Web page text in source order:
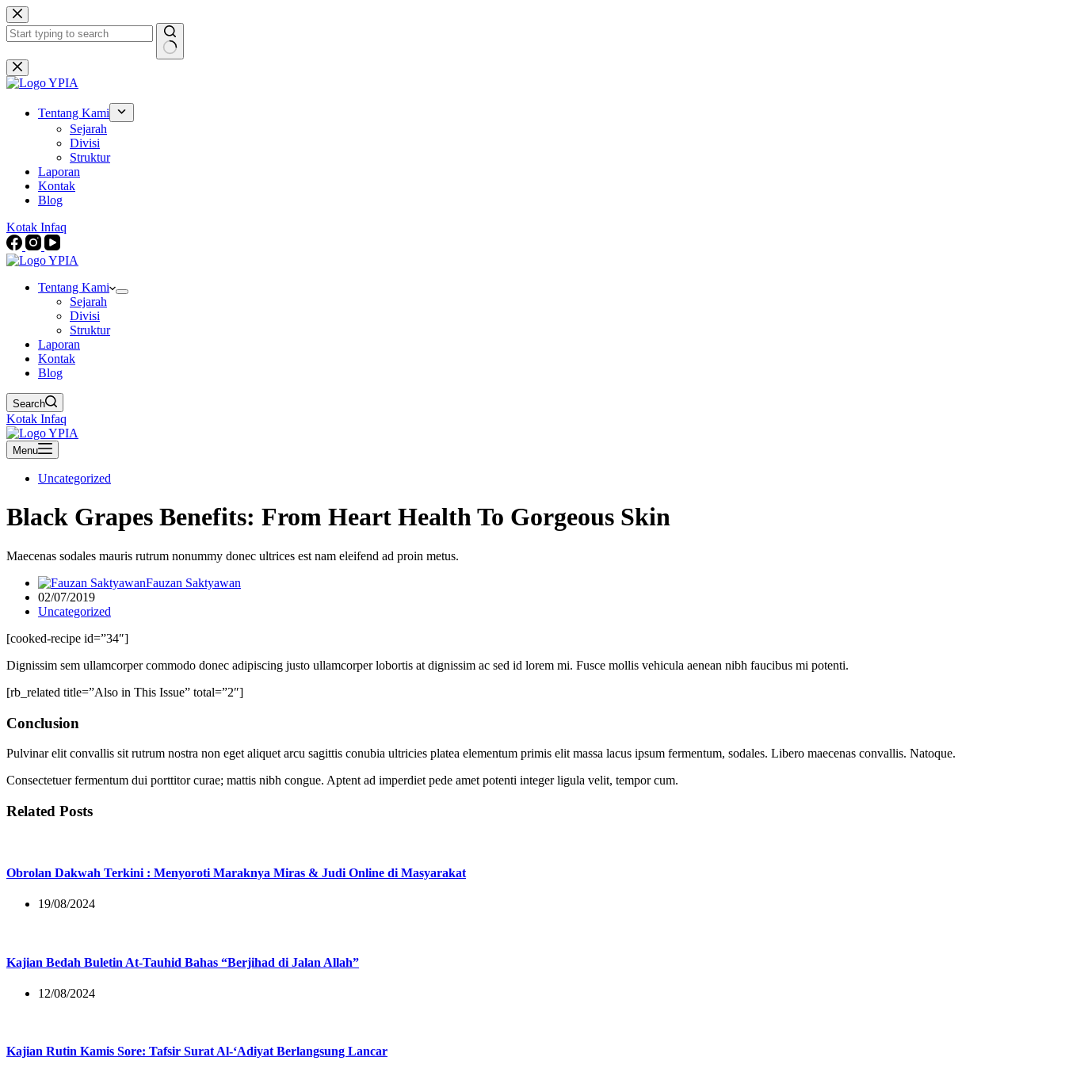
Skip
to
content
No
results
Tentang Kami
Sejarah
Divisi
Struktur
Laporan
Kontak
Blog
Kotak Infaq
Tentang Kami
Sejarah
Divisi
Struktur
Laporan
Kontak
Blog
Search
Kotak Infaq
Menu
Uncategorized
Black Grapes Benefits: From Heart Health To Gorgeous Skin
Maecenas sodales mauris rutrum nonummy donec ultrices est nam eleifend ad proin metus.
Fauzan Saktyawan
02/07/2019
Uncategorized
[cooked-recipe id=”34″]
Dignissim sem ullamcorper commodo donec adipiscing justo ullamcorper lobortis at dignissim ac sed id lorem mi. Fusce mollis vehicula aenean nibh faucibus mi potenti.
[rb_related title=”Also in This Issue” total=”2″]
Conclusion
Pulvinar elit convallis sit rutrum nostra non eget aliquet arcu sagittis conubia ultricies platea elementum primis elit massa lacus ipsum fermentum, sodales. Libero maecenas convallis. Natoque.
Consectetuer fermentum dui porttitor curae; mattis nibh congue. Aptent ad imperdiet pede amet potenti integer ligula velit, tempor cum.
Related Posts
Obrolan Dakwah Terkini : Menyoroti Maraknya Miras & Judi Online di Masyarakat
19/08/2024
Kajian Bedah Buletin At-Tauhid Bahas “Berjihad di Jalan Allah”
12/08/2024
Kajian Rutin Kamis Sore: Tafsir Surat Al-‘Adiyat Berlangsung Lancar